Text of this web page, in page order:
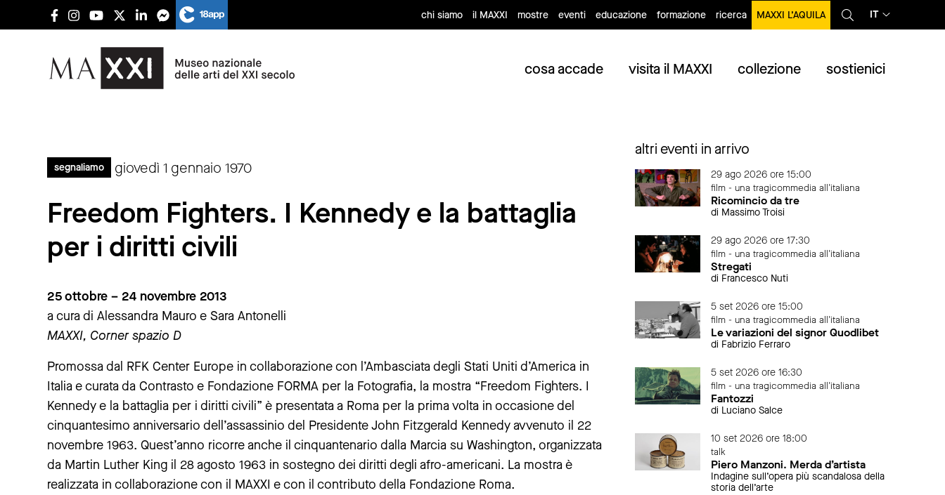
chi siamo il MAXXI mostre eventi educazione formazione ricerca MAXXI L’AQUILA IT
cosa accade visita il MAXXI collezione sostienici
segnaliamo giovedì 1 gennaio 1970
Freedom Fighters. I Kennedy e la battaglia
per i diritti civili
25 ottobre – 24 novembre 2013
a cura di Alessandra Mauro e Sara Antonelli
MAXXI, Corner spazio D
Promossa dal RFK Center Europe in collaborazione con l’Ambasciata degli Stati Uniti d’America in
Italia e curata da Contrasto e Fondazione FORMA per la Fotografia, la mostra “Freedom Fighters. I
Kennedy e la battaglia per i diritti civili” è presentata a Roma per la prima volta in occasione del
cinquantesimo anniversario dell’assassinio del Presidente John Fitzgerald Kennedy avvenuto il 22
novembre 1963. Quest’anno ricorre anche il cinquantenario dalla Marcia su Washington, organizzata
da Martin Luther King il 28 agosto 1963 in sostegno dei diritti degli afro-americani. La mostra è
realizzata in collaborazione con il MAXXI e con il contributo della Fondazione Roma.
altri eventi in arrivo
29 ago 2026 ore 15:00
film - una tragicommedia all'italiana
Ricomincio da tre
di Massimo Troisi
29 ago 2026 ore 17:30
film - una tragicommedia all'italiana
Stregati
di Francesco Nuti
5 set 2026 ore 15:00
film - una tragicommedia all'italiana
Le variazioni del signor Quodlibet
di Fabrizio Ferraro
5 set 2026 ore 16:30
film - una tragicommedia all'italiana
Fantozzi
di Luciano Salce
10 set 2026 ore 18:00
talk
Piero Manzoni. Merda d’artista
Indagine sull’opera più scandalosa della
storia dell’arte